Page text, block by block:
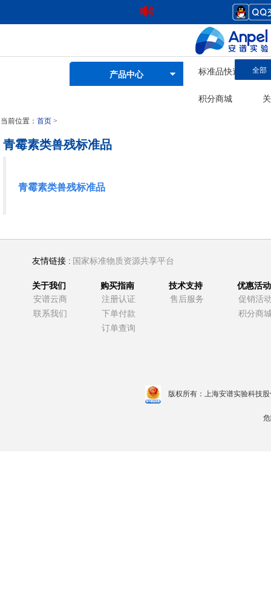
全部
产品中心 标准品快速查询
积分商城
当前位置： 首页 >
青霉素类兽残标准品
青霉素类兽残标准品
友情链接 : 国家标准物质资源共享平台
关于我们
安谱云商
联系我们
购买指南
注册认证
下单付款
订单查询
技术支持
售后服务
优惠活动
促销活
积分商
版权所有：上海安谱实验科技
危